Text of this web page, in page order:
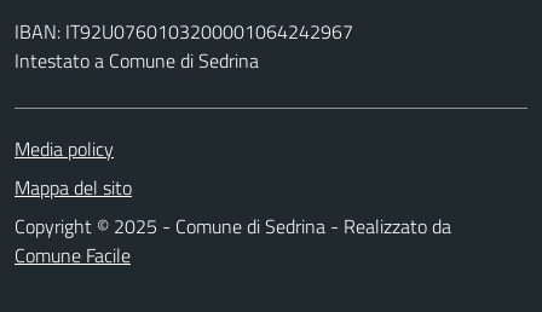
IBAN: IT92U0760103200001064242967
Intestato a Comune di Sedrina
Media policy
Mappa del sito
Copyright © 2025 - Comune di Sedrina - Realizzato da
Comune Facile